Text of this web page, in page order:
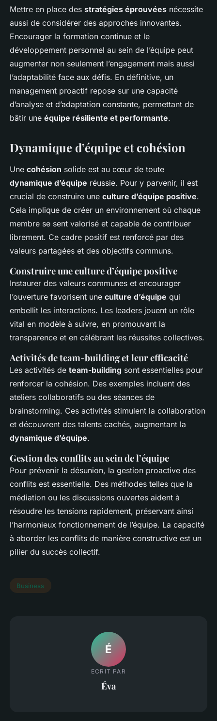
Mettre en place des stratégies éprouvées nécessite
aussi de considérer des approches innovantes.
Encourager la formation continue et le
développement personnel au sein de l’équipe peut
augmenter non seulement l’engagement mais aussi
l’adaptabilité face aux défis. En définitive, un
management proactif repose sur une capacité
d’analyse et d’adaptation constante, permettant de
bâtir une équipe résiliente et performante.
Dynamique d’équipe et cohésion
Une cohésion solide est au cœur de toute
dynamique d’équipe réussie. Pour y parvenir, il est
crucial de construire une culture d’équipe positive.
Cela implique de créer un environnement où chaque
membre se sent valorisé et capable de contribuer
librement. Ce cadre positif est renforcé par des
valeurs partagées et des objectifs communs.
Construire une culture d’équipe positive
Instaurer des valeurs communes et encourager
l’ouverture favorisent une culture d’équipe qui
embellit les interactions. Les leaders jouent un rôle
vital en modèle à suivre, en promouvant la
transparence et en célébrant les réussites collectives.
Activités de team-building et leur efficacité
Les activités de team-building sont essentielles pour
renforcer la cohésion. Des exemples incluent des
ateliers collaboratifs ou des séances de
brainstorming. Ces activités stimulent la collaboration
et découvrent des talents cachés, augmentant la
dynamique d’équipe.
Gestion des conflits au sein de l’équipe
Pour prévenir la désunion, la gestion proactive des
conflits est essentielle. Des méthodes telles que la
médiation ou les discussions ouvertes aident à
résoudre les tensions rapidement, préservant ainsi
l’harmonieux fonctionnement de l’équipe. La capacité
à aborder les conflits de manière constructive est un
pilier du succès collectif.
Business
É
ECRIT PAR
Éva